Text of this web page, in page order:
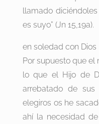
llamado
es suyo” (Jn 15,19a).
en soledad con Dios
Por supuesto que el
lo que el Hijo de
arrebatado de sus
elegiros os he
ahí la necesidad